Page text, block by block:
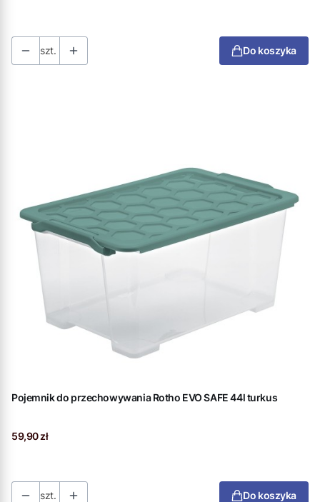
szt. Do koszyka
Pojemnik do przechowywania Rotho EVO SAFE 44l turkus
Cena
59,90 zł
szt. Do koszyka